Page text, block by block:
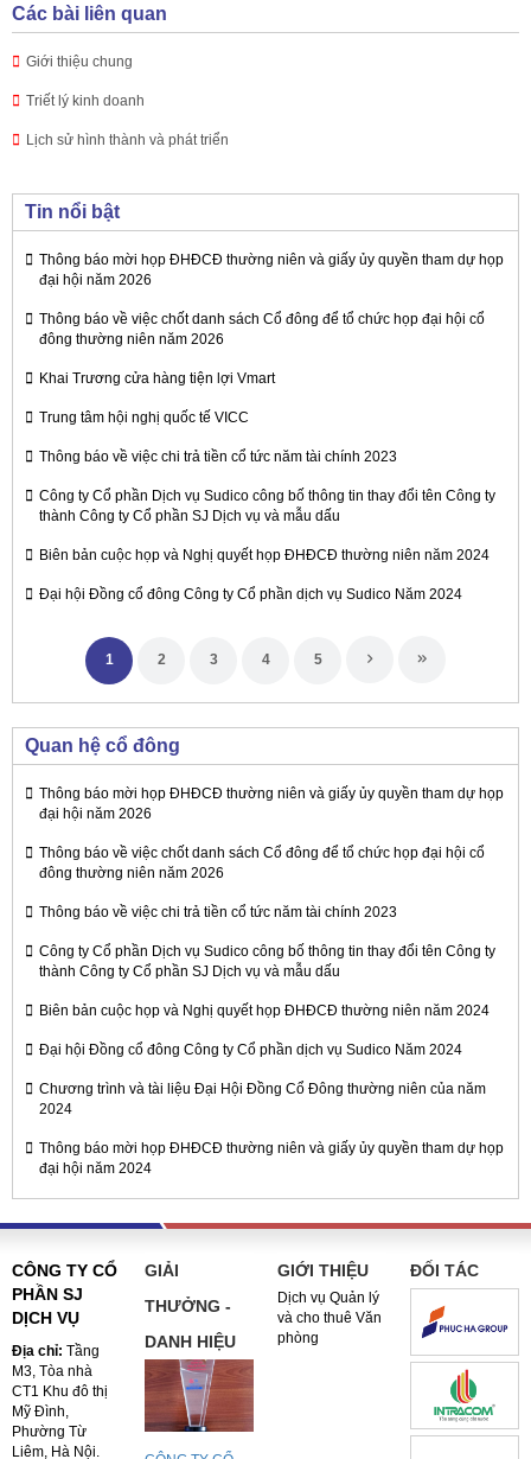
Các bài liên quan
Giới thiệu chung
Triết lý kinh doanh
Lịch sử hình thành và phát triển
Tin nổi bật
Thông báo mời họp ĐHĐCĐ thường niên và giấy ủy quyền tham dự họp
đại hội năm 2026
Thông báo về việc chốt danh sách Cổ đông để tổ chức họp đại hội cổ
đông thường niên năm 2026
Khai Trương cửa hàng tiện lợi Vmart
Trung tâm hội nghị quốc tế VICC
Thông báo về việc chi trả tiền cổ tức năm tài chính 2023
Công ty Cổ phần Dịch vụ Sudico công bố thông tin thay đổi tên Công ty
thành Công ty Cổ phần SJ Dịch vụ và mẫu dấu
Biên bản cuộc họp và Nghị quyết họp ĐHĐCĐ thường niên năm 2024
Đại hội Đồng cổ đông Công ty Cổ phần dịch vụ Sudico Năm 2024
1 2 3 4 5
Quan hệ cổ đông
Thông báo mời họp ĐHĐCĐ thường niên và giấy ủy quyền tham dự họp
đại hội năm 2026
Thông báo về việc chốt danh sách Cổ đông để tổ chức họp đại hội cổ
đông thường niên năm 2026
Thông báo về việc chi trả tiền cổ tức năm tài chính 2023
Công ty Cổ phần Dịch vụ Sudico công bố thông tin thay đổi tên Công ty
thành Công ty Cổ phần SJ Dịch vụ và mẫu dấu
Biên bản cuộc họp và Nghị quyết họp ĐHĐCĐ thường niên năm 2024
Đại hội Đồng cổ đông Công ty Cổ phần dịch vụ Sudico Năm 2024
Chương trình và tài liệu Đại Hội Đồng Cổ Đông thường niên của năm
2024
Thông báo mời họp ĐHĐCĐ thường niên và giấy ủy quyền tham dự họp
đại hội năm 2024
CÔNG TY CỔ
PHẦN SJ
DỊCH VỤ
Địa chỉ: Tầng
M3, Tòa nhà
CT1 Khu đô thị
Mỹ Đình,
Phường Từ
Liêm, Hà Nội.
GIẢI
THƯỞNG -
DANH HIỆU
GIỚI THIỆU
Dịch vụ Quản lý
và cho thuê Văn
phòng
ĐỐI TÁC